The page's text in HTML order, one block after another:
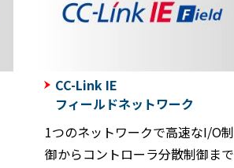
CC-Link IE
フィールドネットワーク
1つのネットワークで高速なI/O制
御からコントローラ分散制御まで